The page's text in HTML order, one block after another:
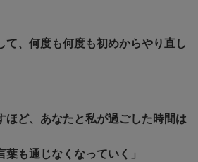
て、何度も何度も初めからやり直し
ほど、あなたと私が過ごした時間は
葉も通じなくなっていく」